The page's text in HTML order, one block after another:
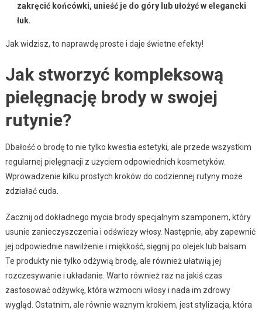
zakręcić końcówki, unieść je do góry lub ułożyć w elegancki
łuk.
Jak widzisz, to naprawdę proste i daje świetne efekty!
Jak stworzyć kompleksową
pielęgnację brody w swojej
rutynie?
Dbałość o brodę to nie tylko kwestia estetyki, ale przede wszystkim
regularnej pielęgnacji z użyciem odpowiednich kosmetyków.
Wprowadzenie kilku prostych kroków do codziennej rutyny może
zdziałać cuda.
Zacznij od dokładnego mycia brody specjalnym szamponem, który
usunie zanieczyszczenia i odświeży włosy. Następnie, aby zapewnić
jej odpowiednie nawilżenie i miękkość, sięgnij po olejek lub balsam.
Te produkty nie tylko odżywią brodę, ale również ułatwią jej
rozczesywanie i układanie. Warto również raz na jakiś czas
zastosować odżywkę, która wzmocni włosy i nada im zdrowy
wygląd. Ostatnim, ale równie ważnym krokiem, jest stylizacja, która